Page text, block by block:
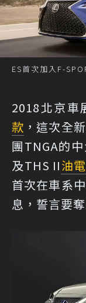
ES首次加入F-
2018北京車
款 ，這次全
團TNGA的
及THS II油電
首次在車系
息，誓言要